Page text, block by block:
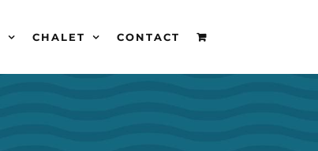
CHALET CONTACT